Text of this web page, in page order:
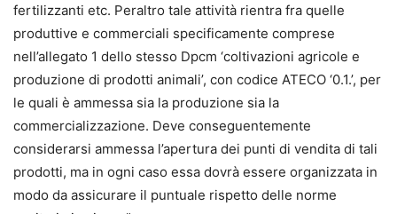
fertilizzanti etc. Peraltro tale attività rientra fra quelle
produttive e commerciali specificamente comprese
nell’allegato 1 dello stesso Dpcm ‘coltivazioni agricole e
produzione di prodotti animali’, con codice ATECO ‘0.1.’, per
le quali è ammessa sia la produzione sia la
commercializzazione. Deve conseguentemente
considerarsi ammessa l’apertura dei punti di vendita di tali
prodotti, ma in ogni caso essa dovrà essere organizzata in
modo da assicurare il puntuale rispetto delle norme